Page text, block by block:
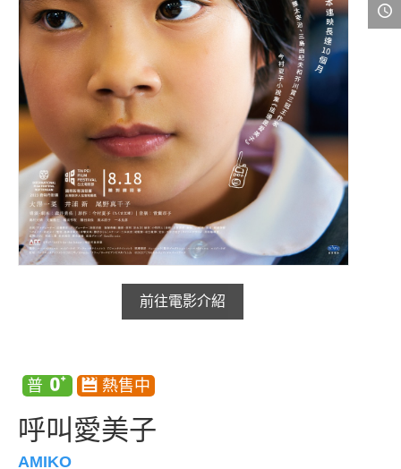
前往電影介紹
呼叫愛美子
AMIKO
影城公告
影城活動
中獎名單
合作夥伴
商家介紹
加入iShow
會員Q&A